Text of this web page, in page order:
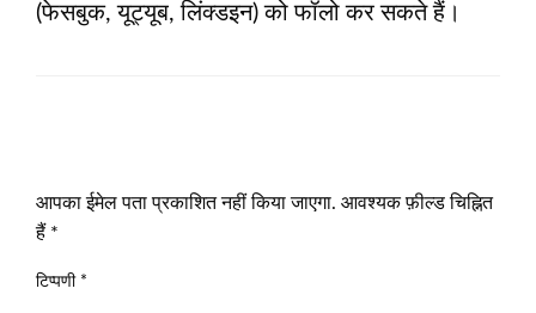
(फेसबुक, यूट्यूब, लिंक्डइन) को फॉलो कर सकते हैं।
आपका ईमेल पता प्रकाशित नहीं किया जाएगा. आवश्यक फ़ील्ड चिह्नित
हैं *
टिप्पणी *